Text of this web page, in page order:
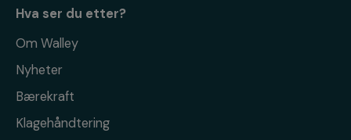
Hva ser du etter?
Om Walley
Nyheter
Bærekraft
Klagehåndtering